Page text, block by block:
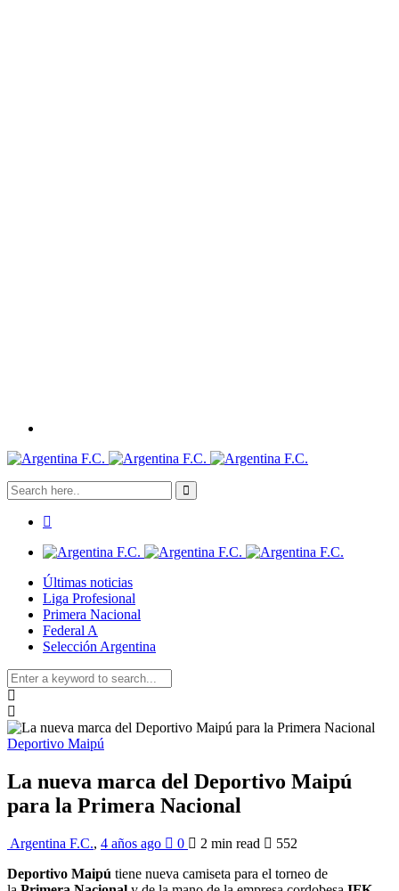
Últimas noticias
Liga Profesional
Primera Nacional
Federal A
Selección Argentina
Deportivo Maipú
La nueva marca del Deportivo Maipú
para la Primera Nacional
Argentina F.C., 4 años ago 0 2 min read
552
Deportivo Maipú tiene nueva camiseta para el torneo de